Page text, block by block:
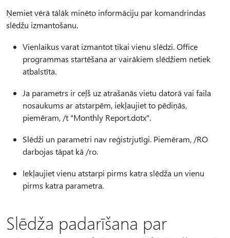
Ņemiet vērā tālāk minēto informāciju par komandrindas
slēdžu izmantošanu.
Vienlaikus varat izmantot tikai vienu slēdzi. Office
programmas startēšana ar vairākiem slēdžiem netiek
atbalstīta.
Ja parametrs ir ceļš uz atrašanās vietu datorā vai faila
nosaukums ar atstarpēm, iekļaujiet to pēdiņās,
piemēram, /t "Monthly Report.dotx".
Slēdži un parametri nav reģistrjutīgi. Piemēram, /RO
darbojas tāpat kā /ro.
Iekļaujiet vienu atstarpi pirms katra slēdža un vienu
pirms katra parametra.
Slēdža padarīšana par